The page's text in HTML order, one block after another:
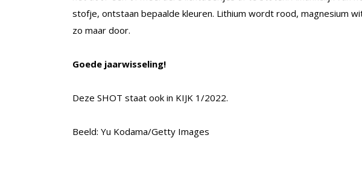
stofje, ontstaan bepaalde kleuren. Lithium wordt rood, magnesium
zo maar door.
Goede jaarwisseling!
Deze SHOT staat ook in KIJK 1/2022.
Beeld: Yu Kodama/Getty Images